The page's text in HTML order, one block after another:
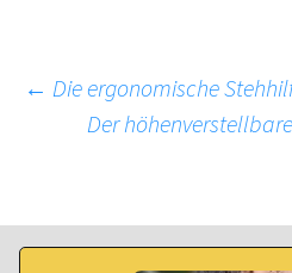
← Die ergonomische
Der